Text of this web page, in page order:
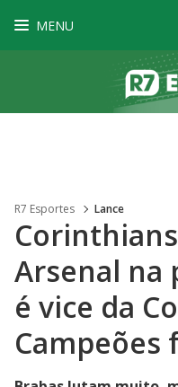
MENU
R7 Esportes Lance
Arsenal na
é vice da
Campeões